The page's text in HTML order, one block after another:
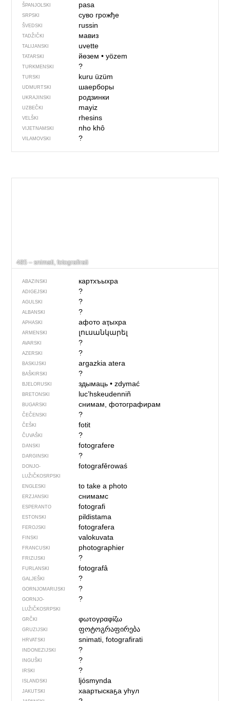
ŠPANJOLSKI pasa
SRPSKI суво грожђе
ŠVEDSKI russin
TADŽIČKI мавиз
TALIJANSKI uvette
TATARSKI йөзем• yözem
TURKMENSKI ?
TURSKI kuru üzüm
UDMURTSKI шаерборы
UKRAJINSKI родзинки
UZBEČKI mayiz
VELŠKI rhesins
VIJETNAMSKI nho khô
VILAMOVSKI ?
485 – snimati, fotografirati
ABAZINSKI картхъыхра
ADIGEJSKI ?
AGULSKI ?
ALBANSKI ?
APHASKI афото аҭыхра
ARMENSKI լուսանկարել
AVARSKI ?
AZERSKI ?
BASKIJSKI argazkia atera
BAŠKIRSKI ?
BJELORUSKI здымаць• zdymać
BRETONSKI lucʼhskeudenniñ
BUGARSKI снимам, фотографирам
ČEČENSKI ?
ČEŠKI fotit
ČUVAŠKI ?
DANSKI fotografere
DARGINSKI ?
DONJO­
LUŽIČKOSRPSKI
fotografěrowaś
ENGLESKI to take a photo
ERZJANSKI снимамс
ESPERANTO fotografi
ESTONSKI pildistama
FEROJSKI fotografera
FINSKI valokuvata
FRANCUSKI photographier
FRIZIJSKI ?
FURLANSKI fotografâ
GALJEŠKI ?
GORNJOMARIJSKI ?
GORNJO­
LUŽIČKOSRPSKI
?
GRČKI φωτογραφίζω
GRUZIJSKI ფოტოგრაფირება
HRVATSKI snimati, fotografirati
INDONEZIJSKI ?
INGUŠKI ?
IRSKI ?
ISLANDSKI ljósmynda
JAKUTSKI хаартыскаҕа уһул